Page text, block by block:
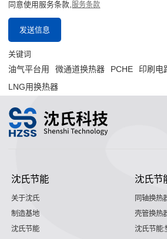
同意使用服务条款,服务条款
发送信息
关键词
油气平台用 微通道换热器 PCHE
印刷电
LNG用换热器
沈氏节能
关于沈氏
制造基地
沈氏节能
沈氏节
同轴换热
壳管换热
沈氏节能: